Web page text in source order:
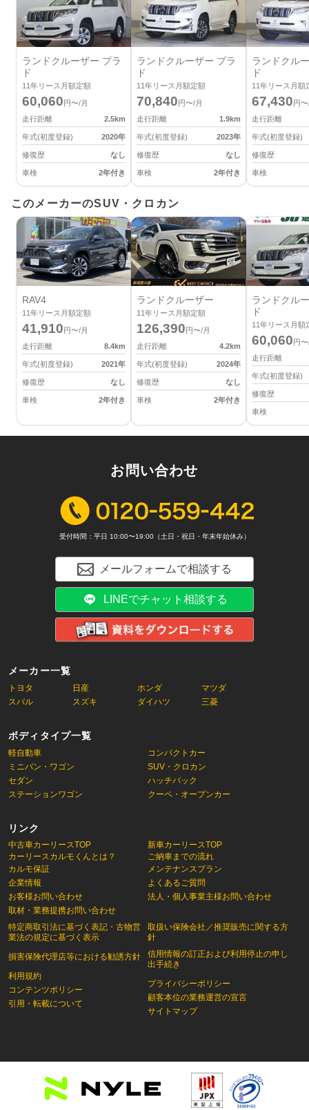
ランドクルーザー プラ
ド
11年リース月額定額
60,060円〜/月
走行距離
2.5km
年式(初度登録) 2020年
修復歴 なし
車検 2年付き
ランドクルーザー プラ
ド
11年リース月額定額
70,840円〜/月
走行距離
1.9km
年式(初度登録) 2023年
修復歴 なし
車検 2年付き
ランドクル
ド
11年リース月額
67,430円
走行距離
年式(初度登録)
修復歴
車検
このメーカーのSUV・クロカン
RAV4
11年リース月額定額
41,910円〜/月
走行距離
8.4km
年式(初度登録) 2021年
修復歴 なし
車検 2年付き
ランドクルーザー
11年リース月額定額
126,390円〜/月
走行距離
4.2km
年式(初度登録) 2024年
修復歴 なし
車検 2年付き
ランドクル
ド
11年リース月額
60,060円
走行距離
年式(初度登録)
修復歴
車検
メーカー一覧
トヨタ 日産 ホンダ
マツダ
スバル
スズキ ダイハツ 三菱
ボディタイプ一覧
軽自動車
コンパクトカー
ミニバン・ワゴン
SUV・クロカン
セダン
ハッチバック
ステーションワゴン
クーペ・オープンカー
リンク
中古車カーリースTOP
カーリースカルモくんとは？
新車カーリースTOP
ご納車までの流れ
カルモ保証
企業情報
お客様お問い合わせ
取材・業務提携お問い合わせ
特定商取引法に基づく表記・古物営
業法の規定に基づく表示
損害保険代理店等における勧誘方針
利用規約
コンテンツポリシー
引用・転載について
メンテナンスプラン
よくあるご質問
法人・個人事業主様お問い合わせ
取扱い保険会社／推奨販売に関する方
針
信用情報の訂正および利用停止の申し
出手続き
プライバシーポリシー
顧客本位の業務運営の宣言
サイトマップ
お問い合わせ
受付時間：平日 10:00〜19:00（土日・祝日・年末年始休み）
メールフォームで相談する
LINEでチャット相談する